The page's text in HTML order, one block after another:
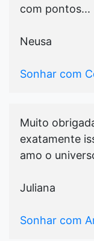
com pontos...
Neusa
Sonhar com
Muito
exatamente
amo o
Juliana
Sonhar com